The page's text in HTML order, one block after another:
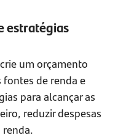
estratégias
um orçamento
de renda e
para alcançar as
reduzir despesas
renda.